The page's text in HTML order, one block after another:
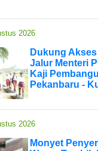
2026
Dukung
Jalur Menteri
Kaji
Pekanbaru -
2026
Monyet